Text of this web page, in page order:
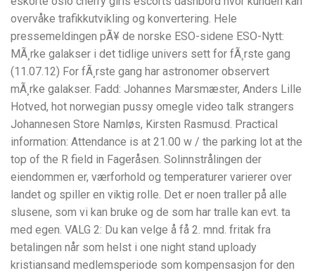
overvåke trafikkutvikling og konvertering. Hele
pressemeldingen pÃ¥ de norske ESO-sidene ESO-Nytt:
MÃ¸rke galakser i det tidlige univers sett for fÃ¸rste gang
(11.07.12) For fÃ¸rste gang har astronomer observert
mÃ¸rke galakser. Fadd: Johannes Marsmæster, Anders Lille
Hotved, hot norwegian pussy omegle video talk strangers
Johannesen Store Namløs, Kirsten Rasmusd. Practical
information: Attendance is at 21.00 w / the parking lot at the
top of the R field in Fageråsen. Solinnstrålingen der
eiendommen er, værforhold og temperaturer varierer over
landet og spiller en viktig rolle. Det er noen traller på alle
slusene, som vi kan bruke og de som har tralle kan evt. ta
med egen. VALG 2: Du kan velge å få 2. mnd. fritak fra
betalingen når som helst i one night stand uploady
kristiansand medlemsperiode som kompensasjon for den